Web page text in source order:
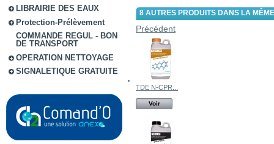
LIBRAIRIE DES EAUX
Protection-Prélèvement
COMMANDE REGUL - BON
DE TRANSPORT
OPERATION NETTOYAGE
SIGNALETIQUE GRATUITE
8 AUTRES PRODUITS DANS LA
Précédent
TDE N-CPR...
Voir